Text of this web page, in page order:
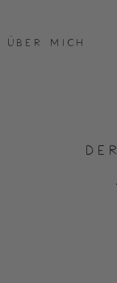
ÜBER MICH